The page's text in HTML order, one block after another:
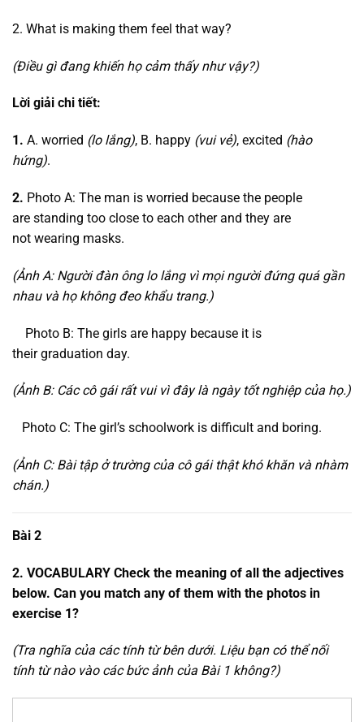
2. What is making them feel that way?
(Điều gì đang khiến họ cảm thấy như vậy?)
Lời giải chi tiết:
1. A. worried (lo lắng), B. happy (vui vẻ), excited (hào
hứng).
2. Photo A: The man is worried because the people
are standing too close to each other and they are
not wearing masks.
(Ảnh A: Người đàn ông lo lắng vì mọi người đứng quá gần
nhau và họ không đeo khẩu trang.)
Photo B: The girls are happy because it is
their graduation day.
(Ảnh B: Các cô gái rất vui vì đây là ngày tốt nghiệp của họ.)
Photo C: The girl’s schoolwork is difficult and boring.
(Ảnh C: Bài tập ở trường của cô gái thật khó khăn và nhàm
chán.)
Bài 2
2. VOCABULARY Check the meaning of all the adjectives
below. Can you match any of them with the photos in
exercise 1?
(Tra nghĩa của các tính từ bên dưới. Liệu bạn có thể nối
tính từ nào vào các bức ảnh của Bài 1 không?)